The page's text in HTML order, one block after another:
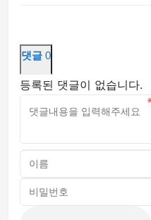
댓글 0
등록된 댓글이 없습니다.